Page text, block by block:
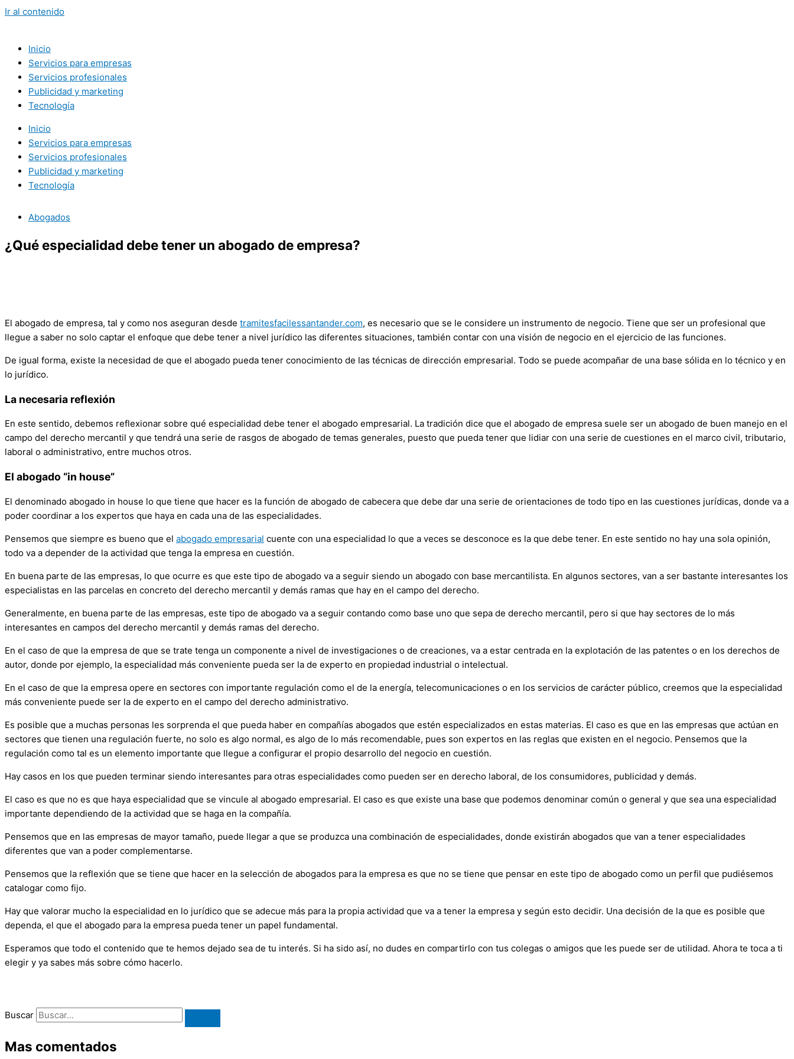
Ir al contenido
Inicio
Servicios para empresas
Servicios profesionales
Publicidad y marketing
Tecnología
Inicio
Servicios para empresas
Servicios profesionales
Publicidad y marketing
Tecnología
Abogados
¿Qué especialidad debe tener un abogado de empresa?
El abogado de empresa, tal y como nos aseguran desde tramitesfacilessantander.com, es necesario que se le considere un instrumento de negocio. Tiene que ser un profesional que
llegue a saber no solo captar el enfoque que debe tener a nivel jurídico las diferentes situaciones, también contar con una visión de negocio en el ejercicio de las funciones.
De igual forma, existe la necesidad de que el abogado pueda tener conocimiento de las técnicas de dirección empresarial. Todo se puede acompañar de una base sólida en lo técnico y en
lo jurídico.
La necesaria reflexión
En este sentido, debemos reflexionar sobre qué especialidad debe tener el abogado empresarial. La tradición dice que el abogado de empresa suele ser un abogado de buen manejo en el
campo del derecho mercantil y que tendrá una serie de rasgos de abogado de temas generales, puesto que pueda tener que lidiar con una serie de cuestiones en el marco civil, tributario,
laboral o administrativo, entre muchos otros.
El abogado “in house”
El denominado abogado in house lo que tiene que hacer es la función de abogado de cabecera que debe dar una serie de orientaciones de todo tipo en las cuestiones jurídicas, donde va a
poder coordinar a los expertos que haya en cada una de las especialidades.
Pensemos que siempre es bueno que el abogado empresarial cuente con una especialidad lo que a veces se desconoce es la que debe tener. En este sentido no hay una sola opinión,
todo va a depender de la actividad que tenga la empresa en cuestión.
En buena parte de las empresas, lo que ocurre es que este tipo de abogado va a seguir siendo un abogado con base mercantilista. En algunos sectores, van a ser bastante interesantes los
especialistas en las parcelas en concreto del derecho mercantil y demás ramas que hay en el campo del derecho.
Generalmente, en buena parte de las empresas, este tipo de abogado va a seguir contando como base uno que sepa de derecho mercantil, pero si que hay sectores de lo más
interesantes en campos del derecho mercantil y demás ramas del derecho.
En el caso de que la empresa de que se trate tenga un componente a nivel de investigaciones o de creaciones, va a estar centrada en la explotación de las patentes o en los derechos de
autor, donde por ejemplo, la especialidad más conveniente pueda ser la de experto en propiedad industrial o intelectual.
En el caso de que la empresa opere en sectores con importante regulación como el de la energía, telecomunicaciones o en los servicios de carácter público, creemos que la especialidad
más conveniente puede ser la de experto en el campo del derecho administrativo.
Es posible que a muchas personas les sorprenda el que pueda haber en compañías abogados que estén especializados en estas materias. El caso es que en las empresas que actúan en
sectores que tienen una regulación fuerte, no solo es algo normal, es algo de lo más recomendable, pues son expertos en las reglas que existen en el negocio. Pensemos que la
regulación como tal es un elemento importante que llegue a configurar el propio desarrollo del negocio en cuestión.
Hay casos en los que pueden terminar siendo interesantes para otras especialidades como pueden ser en derecho laboral, de los consumidores, publicidad y demás.
El caso es que no es que haya especialidad que se vincule al abogado empresarial. El caso es que existe una base que podemos denominar común o general y que sea una especialidad
importante dependiendo de la actividad que se haga en la compañía.
Pensemos que en las empresas de mayor tamaño, puede llegar a que se produzca una combinación de especialidades, donde existirán abogados que van a tener especialidades
diferentes que van a poder complementarse.
Pensemos que la reflexión que se tiene que hacer en la selección de abogados para la empresa es que no se tiene que pensar en este tipo de abogado como un perfil que pudiésemos
catalogar como fijo.
Hay que valorar mucho la especialidad en lo jurídico que se adecue más para la propia actividad que va a tener la empresa y según esto decidir. Una decisión de la que es posible que
dependa, el que el abogado para la empresa pueda tener un papel fundamental.
Esperamos que todo el contenido que te hemos dejado sea de tu interés. Si ha sido así, no dudes en compartirlo con tus colegas o amigos que les puede ser de utilidad. Ahora te toca a ti
elegir y ya sabes más sobre cómo hacerlo.
Buscar
Mas comentados